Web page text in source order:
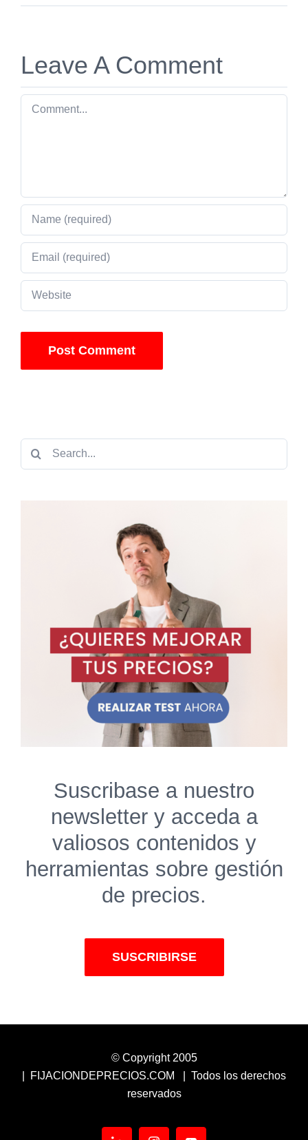
Leave A Comment
Comment
Search
for:
Suscribase a nuestro
newsletter y acceda a
valiosos contenidos y
herramientas sobre gestión
de precios.
SUSCRIBIRSE
© Copyright 2005
| FIJACIONDEPRECIOS.COM | Todos los derechos
reservados